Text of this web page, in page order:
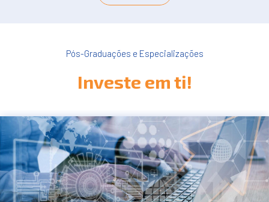
Pós-Graduações e Especializações
Investe em ti!